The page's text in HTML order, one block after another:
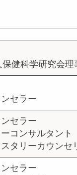
保健科学研究会理
セラー
セラー
コンサルタント
タリーカウンセ
セラー